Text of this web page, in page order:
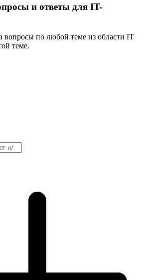
и ответы для IT-
вопросы по любой теме из области IT
теме.